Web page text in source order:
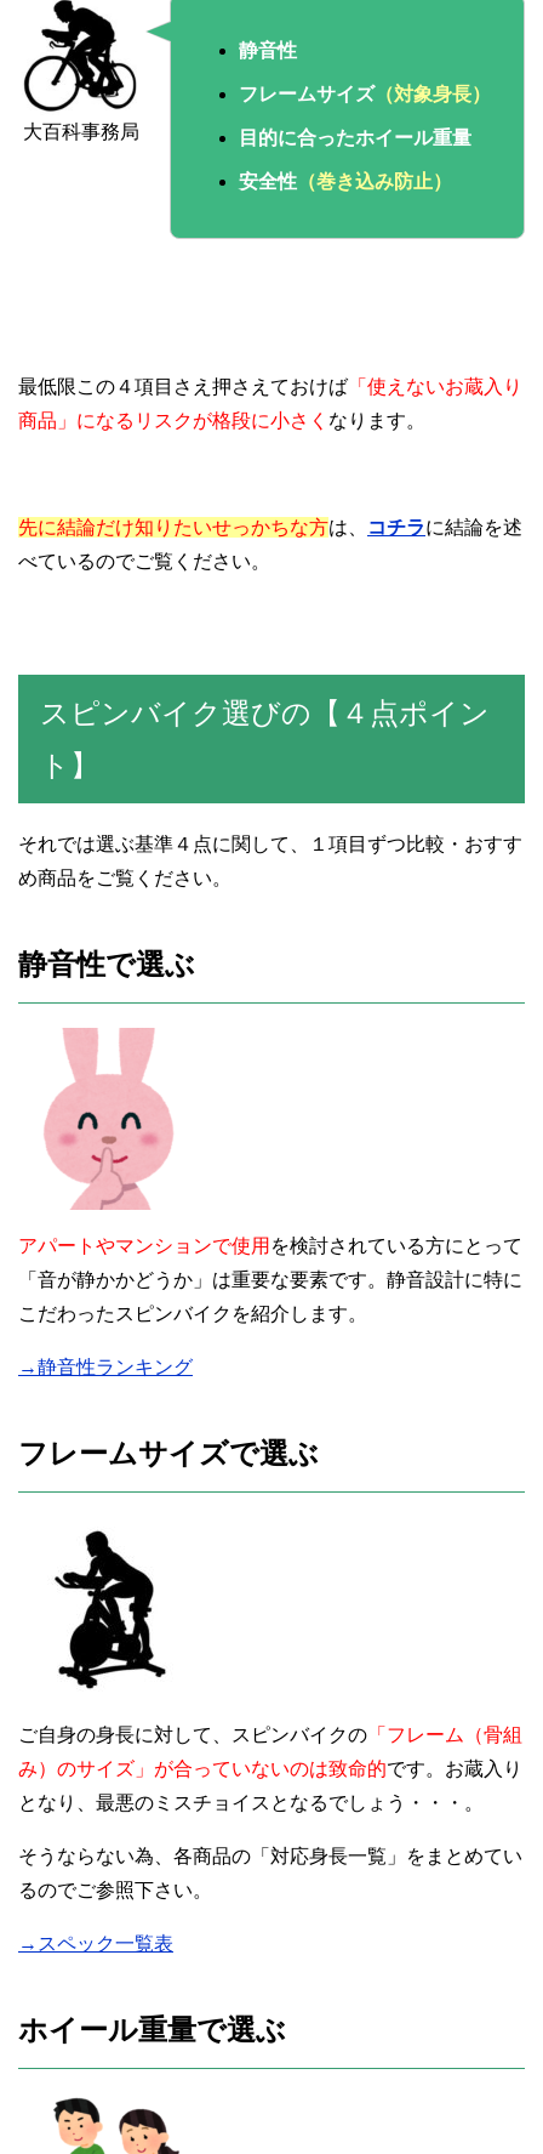
大百科事務局
静音性
フレームサイズ（対象身長）
目的に合ったホイール重量
安全性 （巻き込み防止）
最低限この４項目さえ押さえておけば 「使えないお蔵入り
商品」になるリスクが格段に小さく なります。
先に結論だけ知りたいせっかちな方は、 コチラに結論を述
べているのでご覧ください。
スピンバイク選びの【４点ポイン
ト】
それでは選ぶ基準４点に関して、１項目ずつ比較・おすす
め商品をご覧ください。
静音性で選ぶ
アパートやマンションで使用 を検討されている方にとって
「音が静かかどうか」は重要な要素です。静音設計に特に
こだわったスピンバイクを紹介します。
→静音性ランキング
フレームサイズで選ぶ
ご自身の身長に対して、スピンバイクの 「フレーム（骨組
み）のサイズ」が合っていないのは致命的です。お蔵入り
となり、最悪のミスチョイスとなるでしょう・・・。
そうならない為、各商品の「対応身長一覧」をまとめてい
るのでご参照下さい。
→スペック一覧表
ホイール重量で選ぶ